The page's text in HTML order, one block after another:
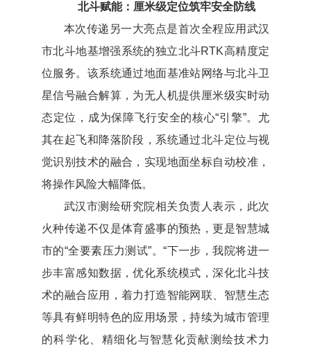
北斗赋能：厘米级定位筑牢安全防线
本次传递另一大亮点是首次全程应用武汉
市北斗地基增强系统的独立北斗RTK高精度定
位服务。该系统通过地面基准站网络与北斗卫
星信号融合解算，为无人机提供厘米级实时动
态定位，成为保障飞行安全的核心“引擎”。尤
其在起飞和降落阶段，系统通过北斗定位与视
觉识别技术的融合，实现地面坐标自动校准，
将操作风险大幅降低。
武汉市测绘研究院相关负责人表示，此次
火种传递不仅是体育盛事的预热，更是智慧城
市的“全要素压力测试”。“下一步，我院将进一
步丰富感知数据，优化系统模式，深化北斗技
术的融合应用，着力打造智能网联、智慧生态
等具有鲜明特色的应用场景，持续为城市管理
的科学化、精细化与智慧化贡献测绘技术力